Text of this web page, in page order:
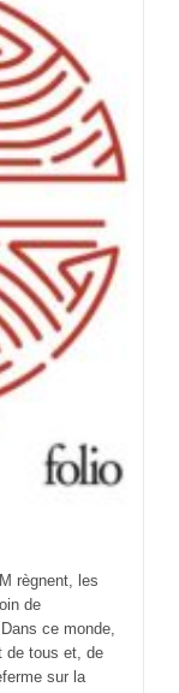
règnent, les
de
ce monde,
de tous et, de
sur la